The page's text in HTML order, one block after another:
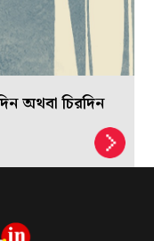
অথবা চিরদিন